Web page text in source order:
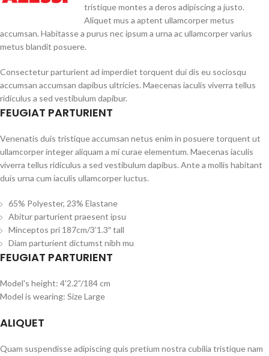
tristique montes a deros adipiscing a justo.
Aliquet mus a aptent ullamcorper metus
accumsan. Habitasse a purus nec ipsum a urna ac ullamcorper varius
metus blandit posuere.
Consectetur parturient ad imperdiet torquent dui dis eu sociosqu
accumsan accumsan dapibus ultricies. Maecenas iaculis viverra tellus
ridiculus a sed vestibulum dapibur.
FEUGIAT PARTURIENT
Venenatis duis tristique accumsan netus enim in posuere torquent ut
ullamcorper integer aliquam a mi curae elementum. Maecenas iaculis
viverra tellus ridiculus a sed vestibulum dapibus. Ante a mollis habitant
duis urna cum iaculis ullamcorper luctus.
65% Polyester, 23% Elastane
Abitur parturient praesent ipsu
Minceptos pri 187cm/3’1.3″ tall
Diam parturient dictumst nibh mu
FEUGIAT PARTURIENT
Model's height: 4'2.2”/184 cm
Model is wearing: Size Large
ALIQUET
Quam suspendisse adipiscing quis pretium nostra cubilia tristique nam